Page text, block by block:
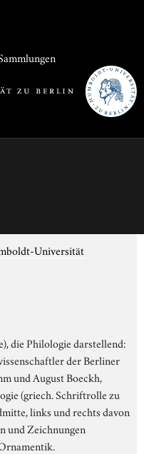
Universität
die Philologie darstellend:
der Berliner
und August Boeckh,
(griech. Schriftrolle zu
links und rechts davon
und Zeichnungen